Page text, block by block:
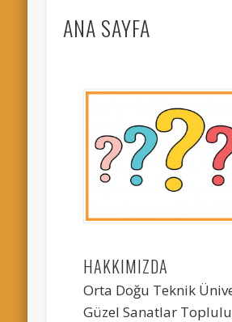
ANA SAYFA
HAKKIMIZDA
Orta Doğu Teknik
Güzel Sanatlar